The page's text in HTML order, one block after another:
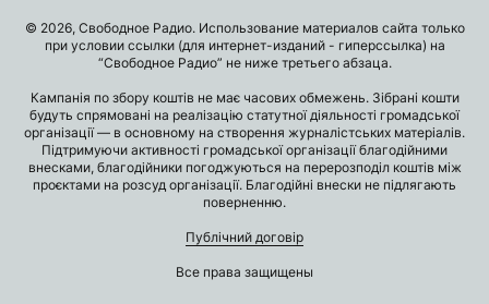
© 2026, Свободное Радио. Использование материалов сайта только
при условии ссылки (для интернет-изданий - гиперссылка) на
“Свободное Радио” не ниже третьего абзаца.
Кампанія по збору коштів не має часових обмежень. Зібрані кошти
будуть спрямовані на реалізацію статутної діяльності громадської
організації — в основному на створення журналістських матеріалів.
Підтримуючи активності громадської організації благодійними
внесками, благодійники погоджуються на перерозподіл коштів між
проєктами на розсуд організації. Благодійні внески не підлягають
поверненню.
Публічний договір
Все права защищены